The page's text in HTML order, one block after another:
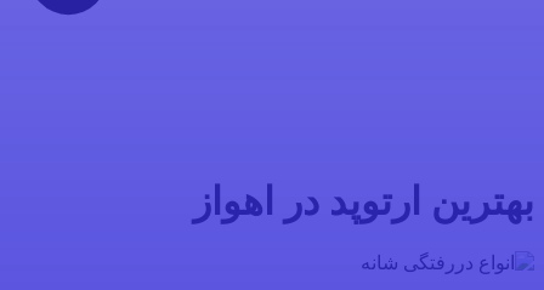
بهترین ارتوپد در اهواز